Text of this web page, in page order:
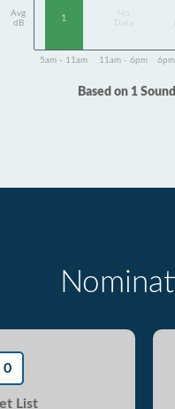
Avg
dB
1
Data
5am - 11am 11am - 6pm
Based on 1
0
List